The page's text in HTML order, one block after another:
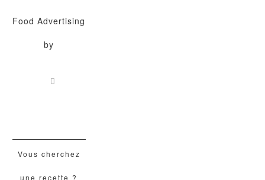
Food Advertising
by
Vous cherchez
une recette ?